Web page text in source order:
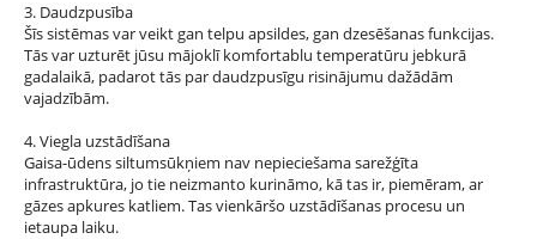
3. Daudzpusība
Šīs sistēmas var veikt gan telpu apsildes, gan dzesēšanas funkcijas.
Tās var uzturēt jūsu mājoklī komfortablu temperatūru jebkurā
gadalaikā, padarot tās par daudzpusīgu risinājumu dažādām
vajadzībām.
4. Viegla uzstādīšana
Gaisa-ūdens siltumsūkņiem nav nepieciešama sarežģīta
infrastruktūra, jo tie neizmanto kurināmo, kā tas ir, piemēram, ar
gāzes apkures katliem. Tas vienkāršo uzstādīšanas procesu un
ietaupa laiku.